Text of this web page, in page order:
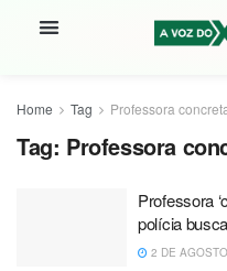
Home Tag Professora
Tag: Professora
Professora
polícia
2 DE